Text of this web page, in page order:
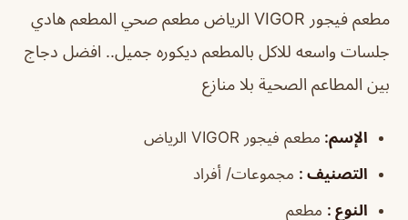
مطعم فيجور VIGOR الرياض
مطعم صحي المطعم هادي
جلسات واسعه للاكل بالمطعم ديكوره جميل.. افضل دجاج
بين المطاعم الصحية بلا منازع
الإسم: مطعم فيجور VIGOR الرياض
التصنيف : مجموعات/ أفراد
النوع : مطعم